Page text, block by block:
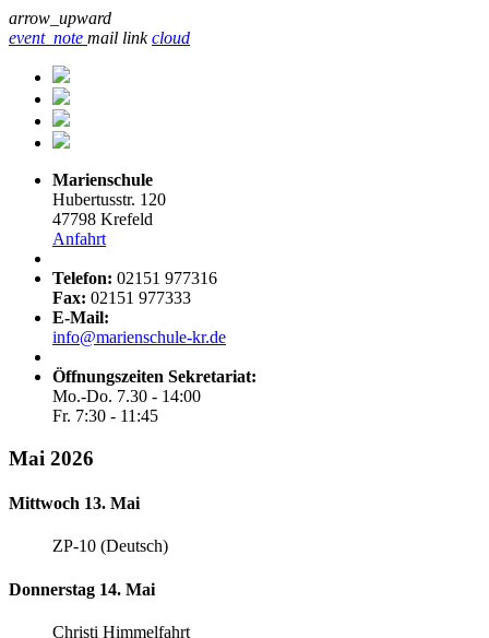
arrow_upward
event_note mail link cloud
Marienschule
Hubertusstr. 120
47798 Krefeld
Anfahrt
Telefon: 02151 977316
Fax: 02151 977333
E-Mail:
info@marienschule-kr.de
Öffnungszeiten Sekretariat:
Mo.-Do. 7.30 - 14:00
Fr. 7:30 - 11:45
Mai 2026
Mittwoch 13. Mai
ZP-10 (Deutsch)
Donnerstag 14. Mai
Christi Himmelfahrt